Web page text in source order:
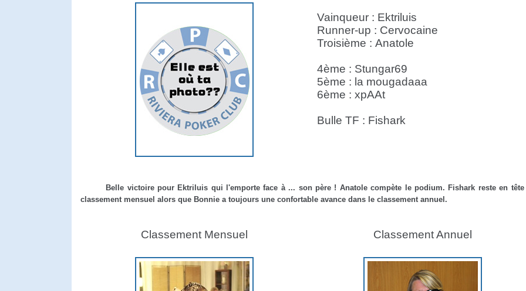
Vainqueur : Ektriluis
Runner-up : Cervocaine
Troisième : Anatole
4ème : Stungar69
5ème : la mougadaaa
6ème : xpAAt
Bulle TF : Fishark
Belle victoire pour Ektriluis qui l'emporte face à ... son père ! Anatole compète le podium. Fishark reste en tête
classement mensuel alors que Bonnie a toujours une confortable avance dans le classement annuel.
Classement Mensuel Classement Annuel